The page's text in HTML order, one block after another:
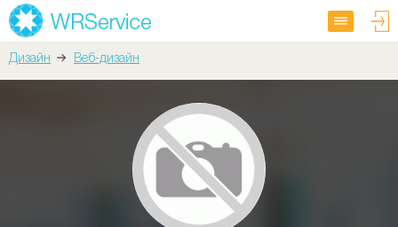
Дизайн Веб-дизайн